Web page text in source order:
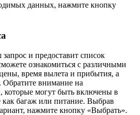
данных, нажмите кнопку
и предоставит список
ознакомиться с различными
время вылета и прибытия, а
Обратите внимание на
которые могут быть включены в
как багаж или питание. Выбрав
нажмите кнопку «Выбрать».